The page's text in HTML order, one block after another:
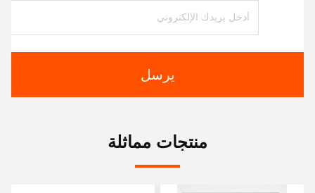
يرسل
منتجات مماثلة